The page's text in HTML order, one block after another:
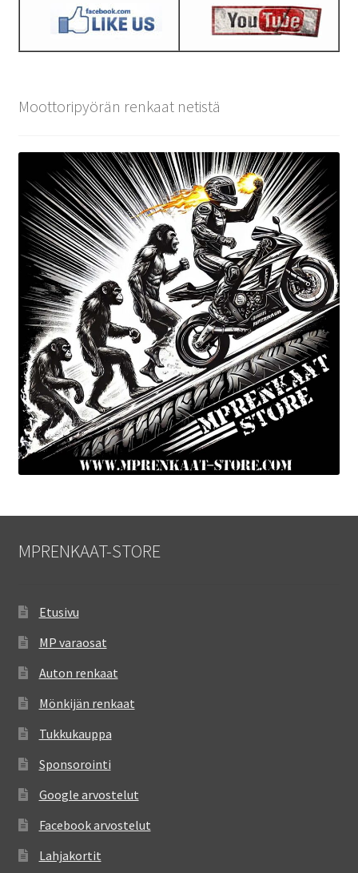
Moottoripyörän renkaat netistä
MPRENKAAT-STORE
Etusivu
MP varaosat
Auton renkaat
Mönkijän renkaat
Tukkukauppa
Sponsorointi
Google arvostelut
Facebook arvostelut
Lahjakortit